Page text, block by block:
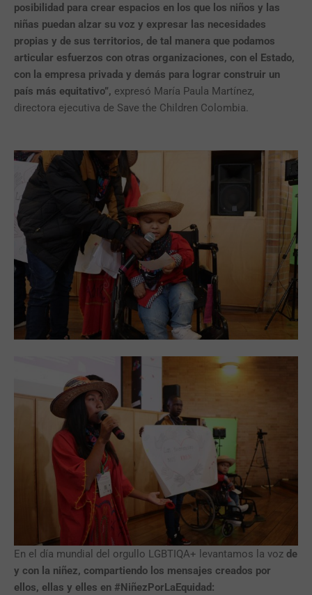
posibilidad para crear espacios en los que los niños y las
niñas puedan alzar su voz y expresar las necesidades
propias y de sus territorios, de tal manera que podamos
articular esfuerzos con otras organizaciones, con el Estado,
con la empresa privada y demás para lograr construir un
país más equitativo”, expresó María Paula Martínez,
directora ejecutiva de Save the Children Colombia.
En el día mundial del orgullo LGBTIQA+ levantamos la voz de
y con la niñez, compartiendo los mensajes creados por
ellos, ellas y elles en #NiñezPorLaEquidad: